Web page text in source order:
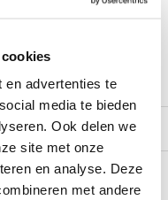
en advertenties te
media te bieden
Ook delen we
site met onze
en analyse. Deze
met andere